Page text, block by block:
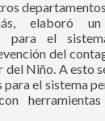
elaboró
para el
del
Niño. A esto
para el sistema